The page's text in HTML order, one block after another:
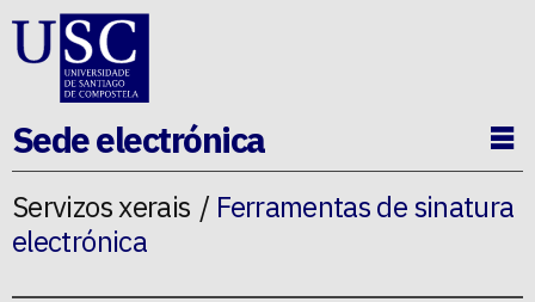
Ir ao contido da p�xina
Sede electrónica
Servizos xerais
Ferramentas de sinatura
electrónica